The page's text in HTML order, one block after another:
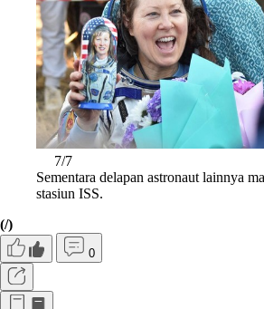
7/7
Sementara delapan astronaut lainnya
stasiun ISS.
(/)
0